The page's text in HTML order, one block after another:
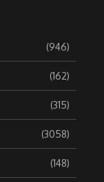
(946)
(162)
(315)
(3058)
(148)